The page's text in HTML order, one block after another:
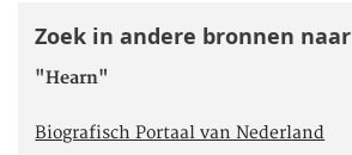
Zoek in andere bronnen naar
"Hearn"
Biografisch Portaal van Nederland